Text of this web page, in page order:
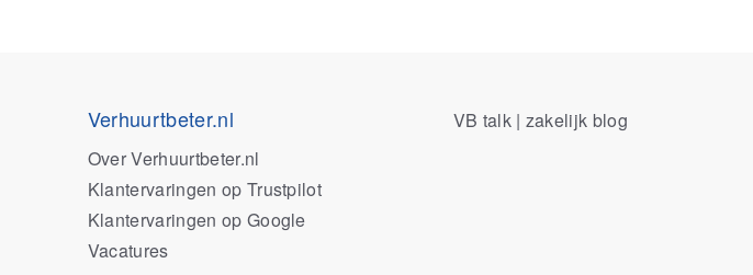
Verhuurtbeter.nl
Over Verhuurtbeter.nl
Klantervaringen op Trustpilot
Klantervaringen op Google
Vacatures
VB talk | zakelijk blog